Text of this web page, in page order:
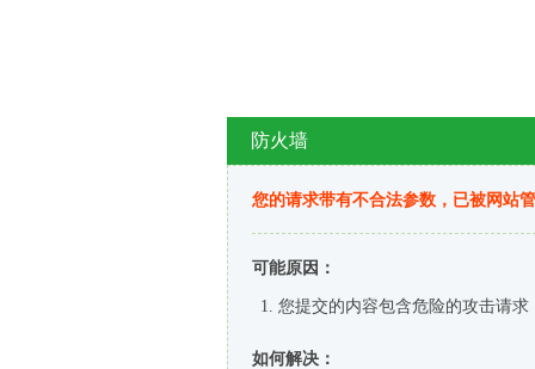
防火墙
您的请求带有不合法参数，已被网站
可能原因：
您提交的内容包含危险的攻击请求
如何解决：